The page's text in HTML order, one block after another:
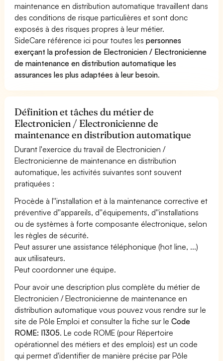
maintenance en distribution automatique travaillent dans
des conditions de risque particulières et sont donc
exposés à des risques propres à leur métier.
SideCare référence ici pour toutes lespersonnes
exerçant la profession de Electronicien / Electronicienne
de maintenance en distribution automatique les
assurances les plus adaptées à leur besoin.
Définition et tâches du métier de
Electronicien / Electronicienne de
maintenance en distribution automatique
Durant l'exercice du travail de Electronicien /
Electronicienne de maintenance en distribution
automatique, les activités suivantes sont souvent
pratiquées :
Procède à l''installation et à la maintenance corrective et
préventive d''appareils, d''équipements, d''installations
ou de systèmes à forte composante électronique, selon
les règles de sécurité.
Peut assurer une assistance téléphonique (hot line, ...)
aux utilisateurs.
Peut coordonner une équipe.
Pour avoir une description plus complète du métier de
Electronicien / Electronicienne de maintenance en
distribution automatique vous pouvez vous rendre sur le
site de Pôle Emploi et consulter la fiche sur leCode
ROME: I1305. Le code ROME (pour Répertoire
opérationnel des métiers et des emplois) est un code
qui permet d'identifier de manière précise par Pôle